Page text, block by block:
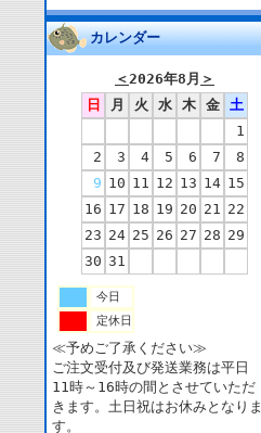
カレンダー
＜2026年8月 ＞
日
月 火 水 木 金
土
1
2
3 4 5 6 7
8
9 10 11 12 13 14 15
16 17 18 19 20 21 22
23 24 25 26 27 28 29
30 31
今日
定休日
≪予めご了承ください≫
ご注文受付及び発送業務は平日
11時～16時の間とさせていただ
きます。土日祝はお休みとなりま
す。